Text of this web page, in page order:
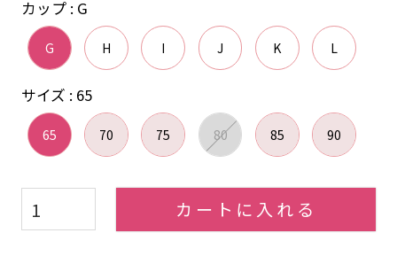
サイズ 65
65 70 75 80 85 90
カップ G
G H I J K L
カートに入れる